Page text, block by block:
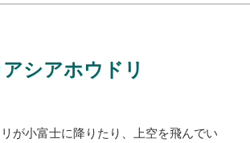
シアホウドリ
が小富士に降りたり、上空を飛んでい